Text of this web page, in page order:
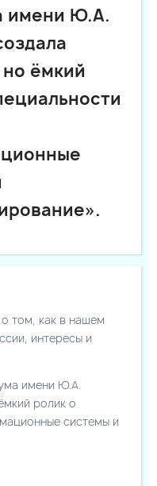
имени Ю.А.
ёмкий
том, как в нашем
интересы и
имени Ю.А.
ролик о
системы и